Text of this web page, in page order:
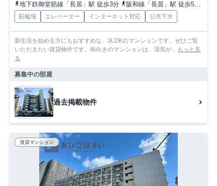
地下鉄御堂筋線「長居」駅 徒歩3分
阪和線「長居」駅 徒歩5分
駐輪場 エレベーター インターネット対応 公共下水
新生活を始める方にもおすすめな、3LDKのマンションです。ぜひご覧
いただきたい賃貸物件です。南向きのマンションは、湿気が... もっと見
る
募集中の部屋
過去掲載物件
賃貸マンション